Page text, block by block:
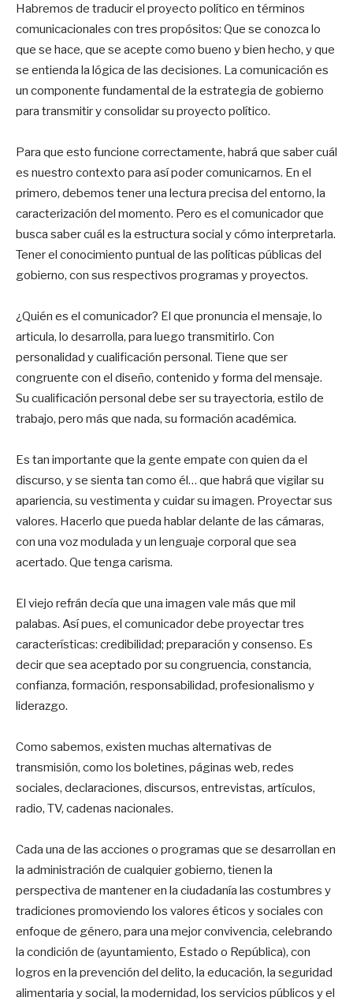
Habremos de traducir el proyecto político en términos
comunicacionales con tres propósitos: Que se conozca lo
que se hace, que se acepte como bueno y bien hecho, y que
se entienda la lógica de las decisiones. La comunicación es
un componente fundamental de la estrategia de gobierno
para transmitir y consolidar su proyecto político.
Para que esto funcione correctamente, habrá que saber cuál
es nuestro contexto para así poder comunicarnos. En el
primero, debemos tener una lectura precisa del entorno, la
caracterización del momento. Pero es el comunicador que
busca saber cuál es la estructura social y cómo interpretarla.
Tener el conocimiento puntual de las políticas públicas del
gobierno, con sus respectivos programas y proyectos.
¿Quién es el comunicador? El que pronuncia el mensaje, lo
articula, lo desarrolla, para luego transmitirlo. Con
personalidad y cualificación personal. Tiene que ser
congruente con el diseño, contenido y forma del mensaje.
Su cualificación personal debe ser su trayectoria, estilo de
trabajo, pero más que nada, su formación académica.
Es tan importante que la gente empate con quien da el
discurso, y se sienta tan como él… que habrá que vigilar su
apariencia, su vestimenta y cuidar su imagen. Proyectar sus
valores. Hacerlo que pueda hablar delante de las cámaras,
con una voz modulada y un lenguaje corporal que sea
acertado. Que tenga carisma.
El viejo refrán decía que una imagen vale más que mil
palabas. Así pues, el comunicador debe proyectar tres
características: credibilidad; preparación y consenso. Es
decir que sea aceptado por su congruencia, constancia,
confianza, formación, responsabilidad, profesionalismo y
liderazgo.
Como sabemos, existen muchas alternativas de
transmisión, como los boletines, páginas web, redes
sociales, declaraciones, discursos, entrevistas, artículos,
radio, TV, cadenas nacionales.
Cada una de las acciones o programas que se desarrollan en
la administración de cualquier gobierno, tienen la
perspectiva de mantener en la ciudadanía las costumbres y
tradiciones promoviendo los valores éticos y sociales con
enfoque de género, para una mejor convivencia, celebrando
la condición de (ayuntamiento, Estado o República), con
logros en la prevención del delito, la educación, la seguridad
alimentaria y social, la modernidad, los servicios públicos y el